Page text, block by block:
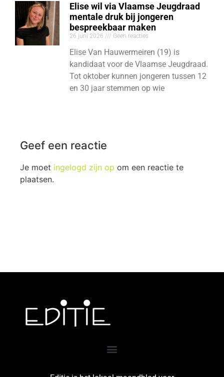
Elise wil via Vlaamse Jeugdraad
mentale druk bij jongeren
bespreekbaar maken
26 juni 2026 Geen reacties
Elise Van Hauwermeiren (19) is
kandidaat voor de Vlaamse Jeugdraad.
Tot oktober kunnen jongeren tussen 12
en 30 jaar stemmen op wie
Geef een reactie
Je moet ingelogd zijn op om een reactie te
plaatsen.